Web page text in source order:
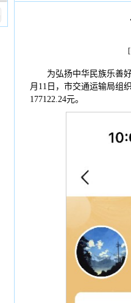
为弘扬中华民族乐善
月11日，市交通运输局组
177122.24元。